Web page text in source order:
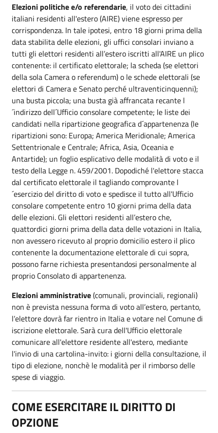
Elezioni politiche e/o referendarie, il voto dei cittadini
italiani residenti all'estero (AIRE) viene espresso per
corrispondenza. In tale ipotesi, entro 18 giorni prima della
data stabilita delle elezioni, gli uffici consolari inviano a
tutti gli elettori residenti all’estero iscritti all'AIRE un plico
contenente: il certificato elettorale; la scheda (se elettori
della sola Camera o referendum) o le schede elettorali (se
elettori di Camera e Senato perché ultraventicinquenni);
una busta piccola; una busta già affrancata recante l
´indirizzo dell´Ufficio consolare competente; le liste dei
candidati nella ripartizione geografica d´appartenenza (le
ripartizioni sono: Europa; America Meridionale; America
Settentrionale e Centrale; Africa, Asia, Oceania e
Antartide); un foglio esplicativo delle modalità di voto e il
testo della Legge n. 459/2001. Dopodiché l'elettore stacca
dal certificato elettorale il tagliando comprovante l
´esercizio del diritto di voto e spedisce il tutto all'Ufficio
consolare competente entro 10 giorni prima della data
delle elezioni. Gli elettori residenti all’estero che,
quattordici giorni prima della data delle votazioni in Italia,
non avessero ricevuto al proprio domicilio estero il plico
contenente la documentazione elettorale di cui sopra,
possono farne richiesta presentandosi personalmente al
proprio Consolato di appartenenza.
Elezioni amministrative(comunali, provinciali, regionali)
non è prevista nessuna forma di voto all’estero, pertanto,
l’elettore dovrà far rientro in Italia e votare nel Comune di
iscrizione elettorale. Sarà cura dell'Ufficio elettorale
comunicare all'elettore residente all'estero, mediante
l'invio di una cartolina-invito: i giorni della consultazione, il
tipo di elezione, nonchè le modalità per il rimborso delle
spese di viaggio.
COME ESERCITARE IL DIRITTO DI
OPZIONE